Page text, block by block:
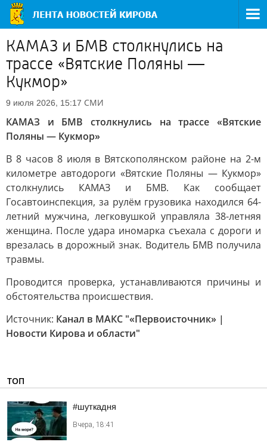
КАМАЗ и БМВ столкнулись на
трассе «Вятские Поляны —
Кукмор»
9 июля 2026, 15:17 СМИ
КАМАЗ и БМВ столкнулись на трассе «Вятские
Поляны — Кукмор»
В 8 часов 8 июля в Вятскополянском районе на 2-м
километре автодороги «Вятские Поляны — Кукмор»
столкнулись КАМАЗ и БМВ. Как сообщает
Госавтоинспекция, за рулём грузовика находился 64-
летний мужчина, легковушкой управляла 38-летняя
женщина. После удара иномарка съехала с дороги и
врезалась в дорожный знак. Водитель БМВ получила
травмы.
Проводится проверка, устанавливаются причины и
обстоятельства происшествия.
Источник: Канал в МАКС "«Первоисточник» |
Новости Кирова и области"
ТОП
#шуткадня
Вчера, 18:41